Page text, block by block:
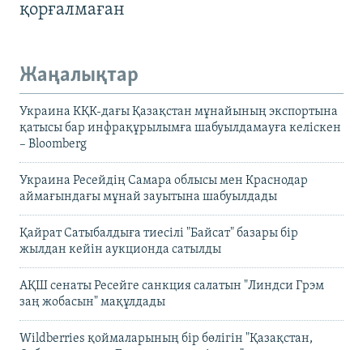
қорғалмаған
Жаңалықтар
Украина КҚК-дағы Қазақстан мұнайының экспортына
қатысы бар инфрақұрылымға шабуылдамауға келіскен
– Bloomberg
Украина Ресейдің Самара облысы мен Краснодар
аймағындағы мұнай зауытына шабуылдады
Қайрат Сатыбалдыға тиесілі "Байсат" базары бір
жылдан кейін аукционда сатылды
АҚШ сенаты Ресейге санкция салатын "Линдси Грэм
заң жобасын" мақұлдады
Wildberries қоймаларының бір бөлігін "Қазақстан,